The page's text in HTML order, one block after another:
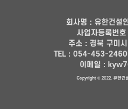
회사명 : 유한건설
사업자등록번
주소 : 경북 구미
TEL : 054-453-
이메일 :
Copyright © 2022. 유한건